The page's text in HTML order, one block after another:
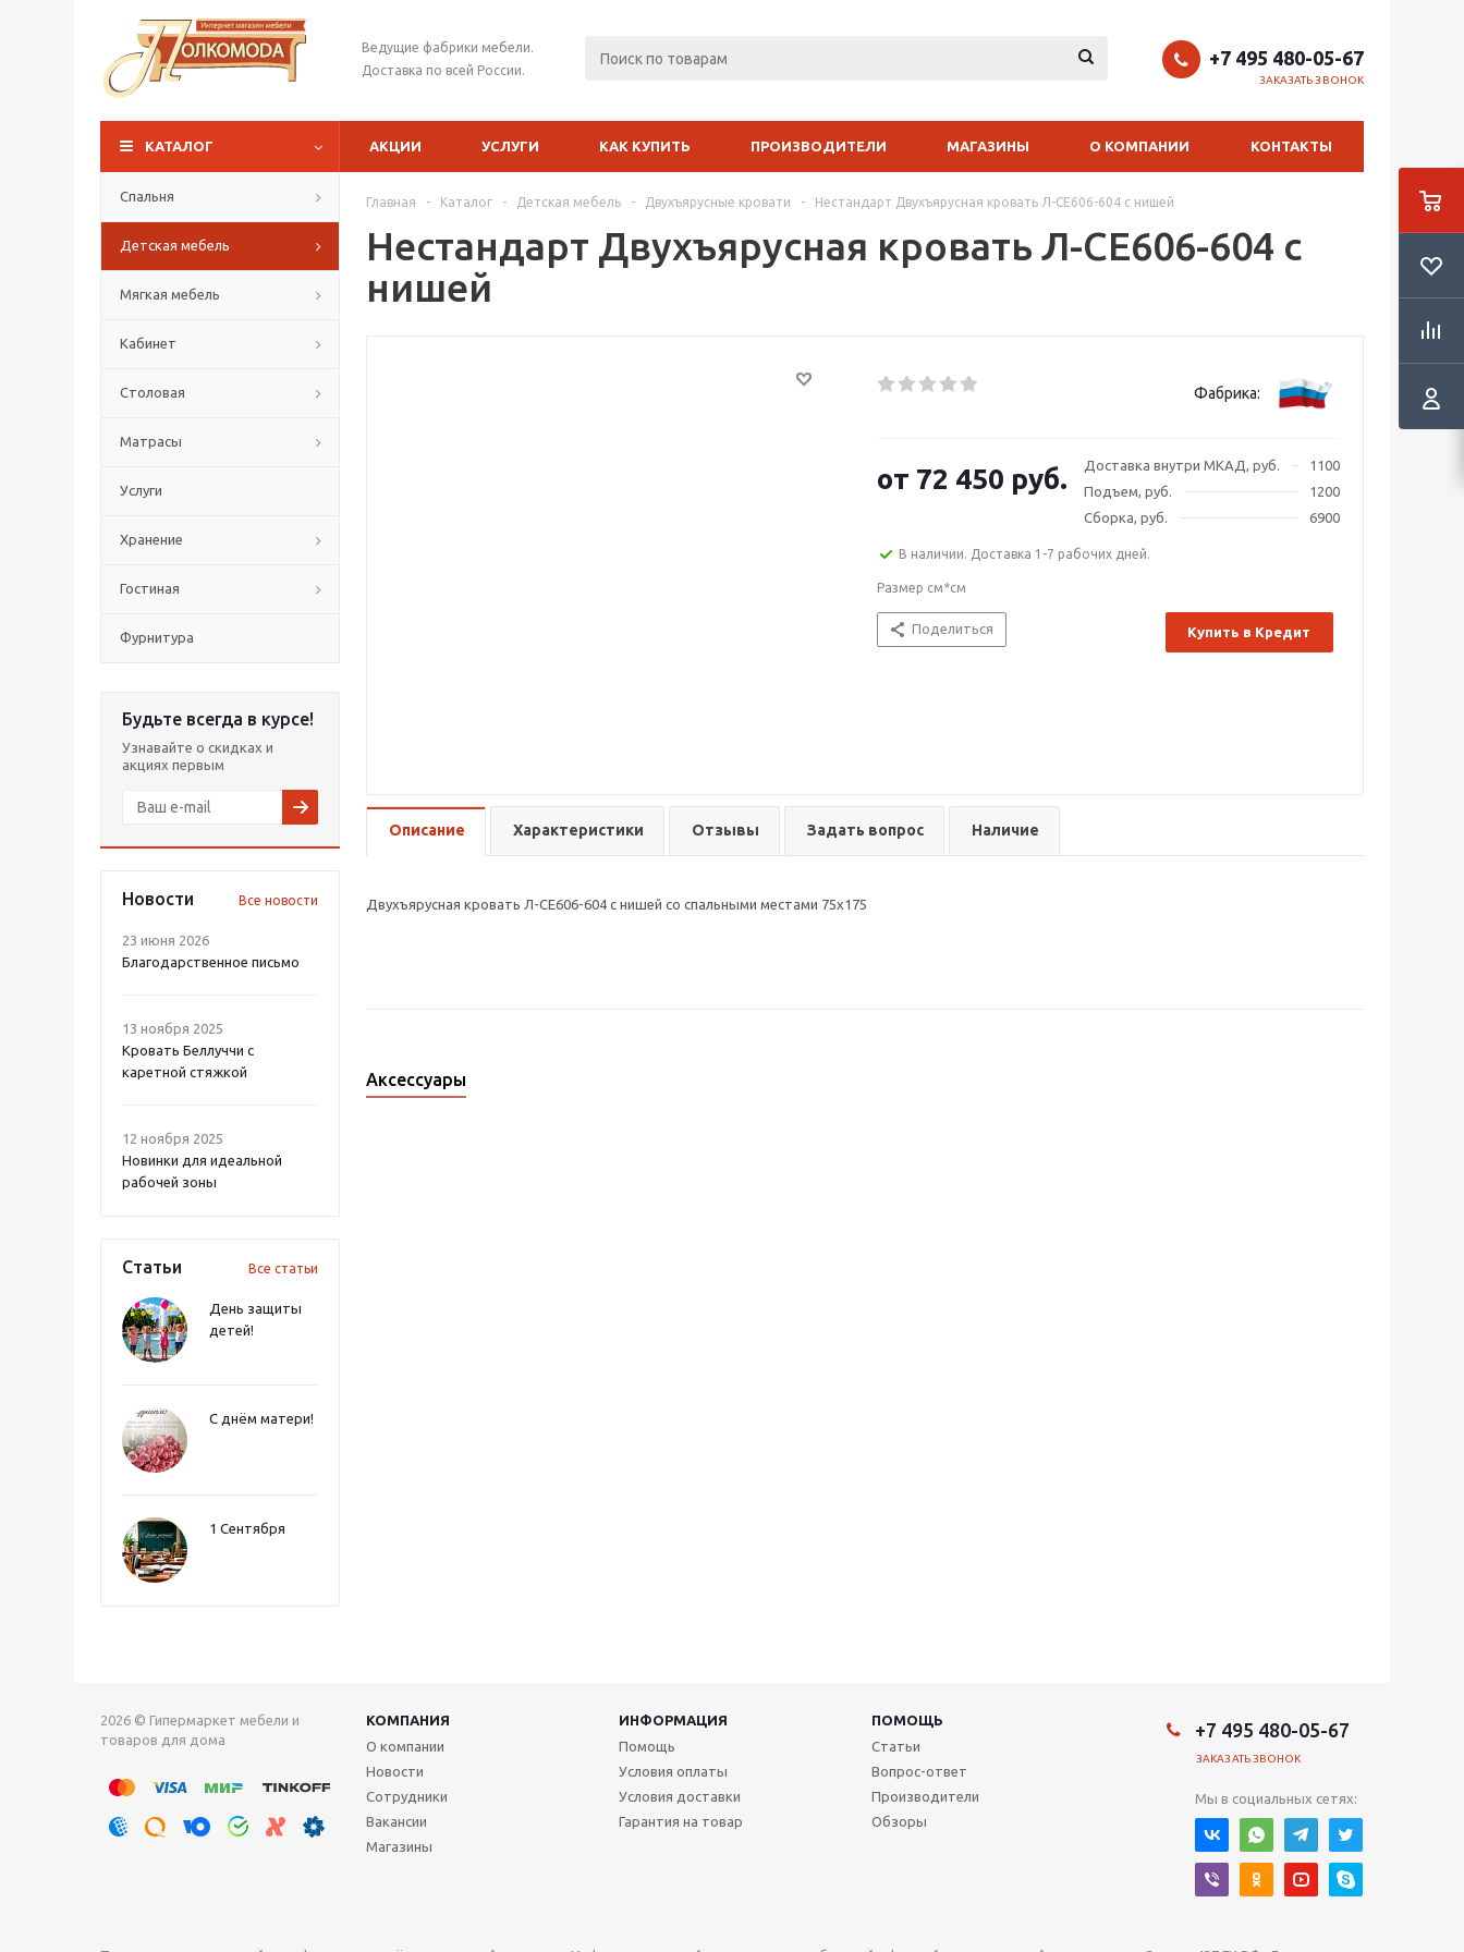
Ведущие фабрики мебели.
Доставка по всей России.
+7 495 480-05-67
ЗАКАЗАТЬ ЗВОНОК
КАТАЛОГ АКЦИИ УСЛУГИ КАК КУПИТЬ ПРОИЗВОДИТЕЛИ МАГАЗИНЫ О КОМПАНИИ КОНТАКТЫ
Спальня
Детская мебель
Мягкая мебель
Кабинет
Столовая
Матрасы
Услуги
Хранение
Гостиная
Фурнитура
Будьте всегда в курсе!
Узнавайте о скидках и
акциях первым
Новости Все новости
23 июня 2026
Благодарственное письмо
13 ноября 2025
Кровать Беллуччи с
каретной стяжкой
12 ноября 2025
Новинки для идеальной
рабочей зоны
Статьи Все статьи
День защиты
детей!
С днём матери!
1 Сентября
Главная - Каталог - Детская мебель - Двухъярусные кровати - Нестандарт Двухъярусная кровать Л-CE606-604 с нишей
Нестандарт Двухъярусная кровать Л-CE606-604 с
нишей
Фабрика:
Доставка внутри МКАД, руб.
1100
Подъем, руб.
1200
Сборка, руб.
6900
от 72 450 руб.
В наличии. Доставка 1-7 рабочих дней.
Размер см*см
Поделиться Купить в Кредит
Описание Характеристики Отзывы Задать вопрос Наличие
Двухъярусная кровать Л-CE606-604 с нишей со спальными местами 75х175
Аксессуары
2026 © Гипермаркет мебели и
товаров для дома
КОМПАНИЯ ИНФОРМАЦИЯ
ПОМОЩЬ
О компании
Новости
Сотрудники
Вакансии
Магазины
Помощь
Условия оплаты
Условия доставки
Гарантия на товар
Статьи
Вопрос-ответ
Производители
Обзоры
+7 495 480-05-67
ЗАКАЗАТЬ ЗВОНОК
Мы в социальных сетях: